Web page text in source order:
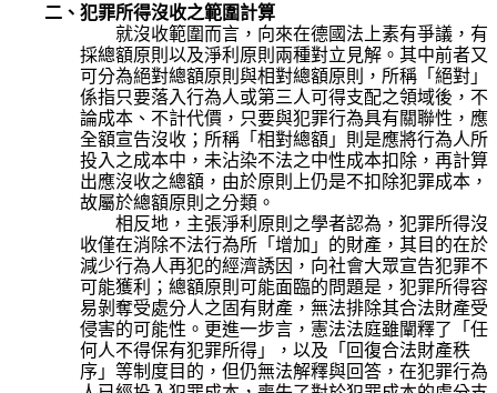
二、犯罪所得沒收之範圍計算
就沒收範圍而言，向來在德國法上素有爭議，有
採總額原則以及淨利原則兩種對立見解。其中前者又
可分為絕對總額原則與相對總額原則，所稱「絕對」
係指只要落入行為人或第三人可得支配之領域後，不
論成本、不計代價，只要與犯罪行為具有關聯性，應
全額宣告沒收；所稱「相對總額」則是應將行為人所
投入之成本中，未沾染不法之中性成本扣除，再計算
出應沒收之總額，由於原則上仍是不扣除犯罪成本，
故屬於總額原則之分類。
相反地，主張淨利原則之學者認為，犯罪所得沒
收僅在消除不法行為所「增加」的財產，其目的在於
減少行為人再犯的經濟誘因，向社會大眾宣告犯罪不
可能獲利；總額原則可能面臨的問題是，犯罪所得容
易剝奪受處分人之固有財產，無法排除其合法財產受
侵害的可能性。更進一步言，憲法法庭雖闡釋了「任
何人不得保有犯罪所得」，以及「回復合法財產秩
序」等制度目的，但仍無法解釋與回答，在犯罪行為